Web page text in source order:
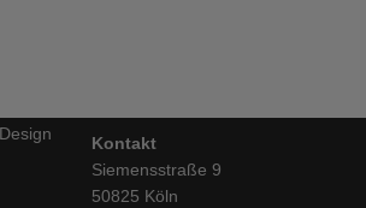
Kontakt
Siemensstraße 9
50825 Köln